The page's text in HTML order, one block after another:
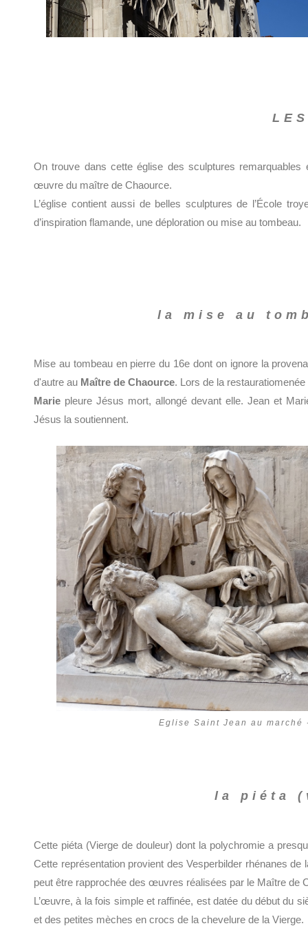
On trouve dans cette église des sculptures
œuvre du maître de Chaource.
L’église contient aussi de belles sculptures de l’École
d’inspiration flamande, une déploration ou mise au tombeau.
la mise au
Mise au tombeau en pierre du 16e dont on ignore la
d'autre au Maître de Chaource. Lors de la
Marie pleure Jésus mort, allongé devant elle. Jean et
Jésus la soutiennent.
Eglise Saint Jean au marché
la piéta
Cette piéta (Vierge de douleur) dont la polychromie a
Cette représentation provient des Vesperbilder rhénanes
peut être rapprochée des œuvres réalisées par le Maître de
L’œuvre, à la fois simple et raffinée, est datée du début du
et des petites mèches en crocs de la chevelure de la Vierge.